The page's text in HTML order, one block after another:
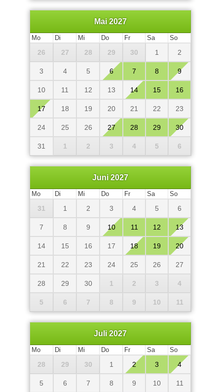
Mai 2027
Mo Di Mi Do Fr Sa So
26 27 28 29 30 1 2
3 4 5 6 7 8 9
10 11 12 13 14 15 16
17 18 19 20 21 22 23
24 25 26 27 28 29 30
31 1 2 3 4 5 6
Juni 2027
Mo Di Mi Do Fr Sa So
31 1 2 3 4 5 6
7 8 9 10 11 12 13
14 15 16 17 18 19 20
21 22 23 24 25 26 27
28 29 30 1 2 3 4
5 6 7 8 9 10 11
Juli 2027
Mo Di Mi Do Fr Sa So
28 29 30 1 2 3 4
5 6 7 8 9 10 11